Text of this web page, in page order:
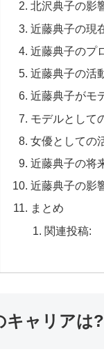
北沢典子の影
近藤典子の現
近藤典子のプ
近藤典子の活
近藤典子がモ
モデルとして
女優としての
近藤典子の将
近藤典子の影
まとめ
関連投稿:
キャリアは?